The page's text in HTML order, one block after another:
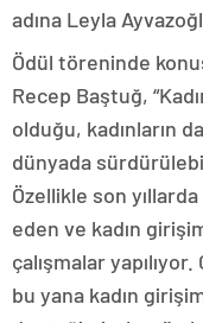
adına Leyla
Ödül töreninde
Recep Baştuğ,
olduğu, kadınların
dünyada
Özellikle son
eden ve kadın
çalışmalar
bu yana kadın